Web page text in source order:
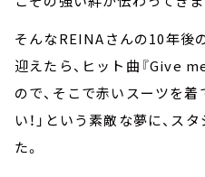
そんなREINAさんの10年後の
迎えたら、ヒット曲『Give
ので、そこで赤いスーツを
い！」という素敵な夢に、ス
た。